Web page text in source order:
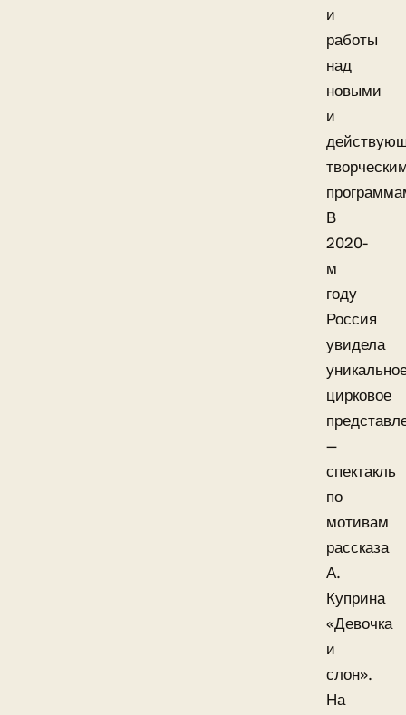
и
работы
над
новыми
и
В
2020-
м
году
Россия
увидела
цирковое
—
спектакль
по
мотивам
рассказа
А.
Куприна
«Девочка
и
слон».
На